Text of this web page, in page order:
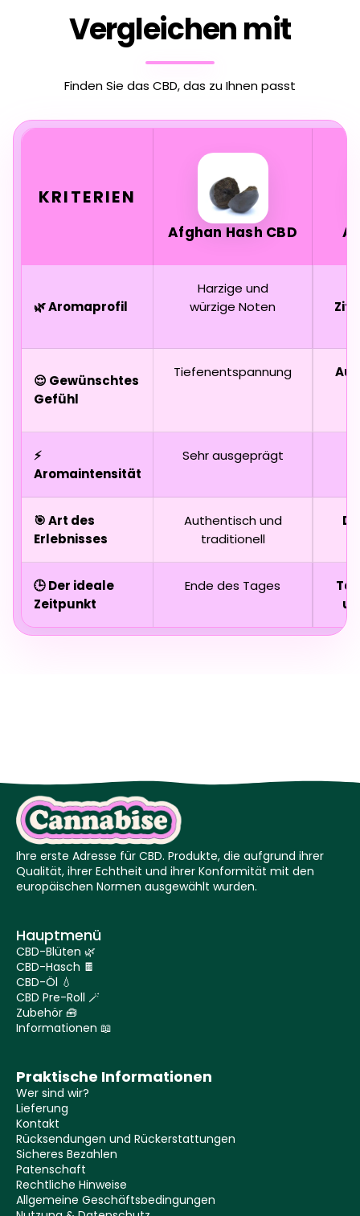
Vergleichen mit
Finden Sie das CBD, das zu Ihnen passt
KRITERIEN
Afghan Hash CBD
🌿 Aromaprofil
Harzige und
würzige Noten
😌 Gewünschtes
Gefühl
Tiefenentspannung
⚡
Aromaintensität
Sehr ausgeprägt
🎯 Art des
Erlebnisses
Authentisch und
traditionell
🕒 Der ideale
Zeitpunkt
Ende des Tages
Ihre erste Adresse für CBD. Produkte, die aufgrund ihrer
Qualität, ihrer Echtheit und ihrer Konformität mit den
europäischen Normen ausgewählt wurden.
Hauptmenü
CBD-Blüten 🌿
CBD-Hasch 🍫
CBD-Öl 💧
CBD Pre-Roll 🪄
Zubehör 🧰
Informationen 📖
Praktische Informationen
Wer sind wir?
Lieferung
Kontakt
Rücksendungen und Rückerstattungen
Sicheres Bezahlen
Patenschaft
Rechtliche Hinweise
Allgemeine Geschäftsbedingungen